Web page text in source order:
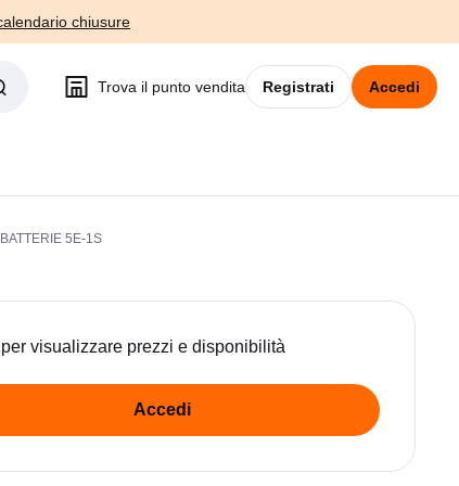
chiusure
Trova il punto vendita Registrati Accedi
5E-1S
visualizzare prezzi e disponibilità
Accedi